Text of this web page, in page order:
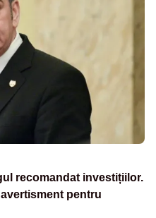
recomandat investițiilor.
pentru